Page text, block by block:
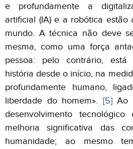
e profundamente a
artificial (IA) e a robótica estão
mundo. A técnica não deve
mesma, como uma força
pessoa: pelo contrário, está
história desde o início, na
profundamente humano,
liberdade do homem». [5]Ao
desenvolvimento
melhoria significativa das
humanidade; ao mesmo